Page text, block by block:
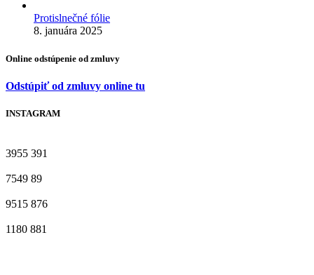
Protislnečné fólie
8. januára 2025
Online odstúpenie od zmluvy
Odstúpiť od zmluvy online tu
INSTAGRAM
3955 391
7549 89
9515 876
1180 881